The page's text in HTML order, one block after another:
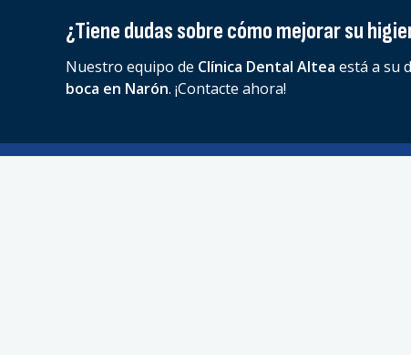
¿Tiene dudas sobre cómo mejorar su
Nuestro equipo de Clínica Dental Altea está a su
boca en Narón. ¡Contacte ahora!